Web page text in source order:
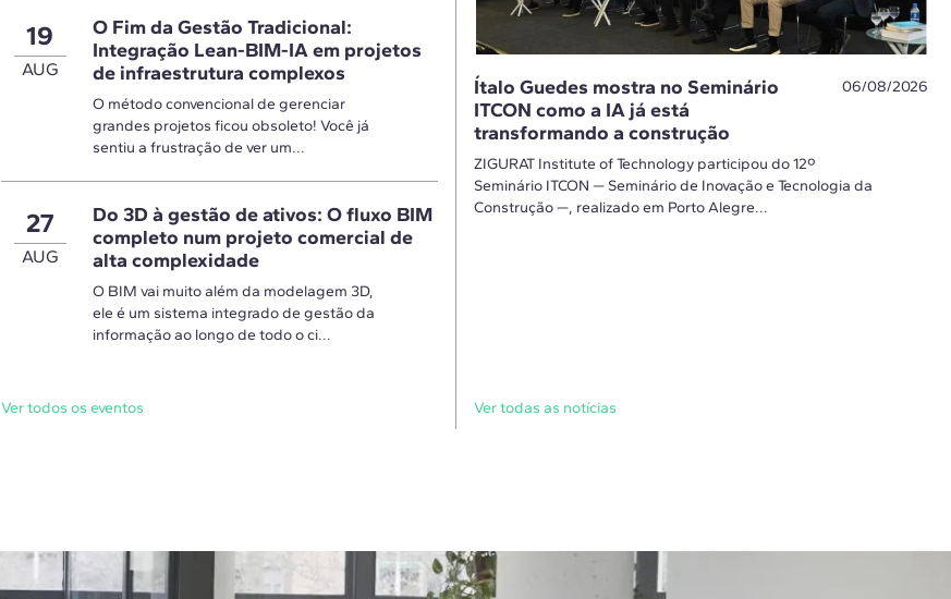
19
AUG
O Fim da Gestão Tradicional:
Integração Lean-BIM-IA em projetos
de infraestrutura complexos
O método convencional de gerenciar
grandes projetos ficou obsoleto! Você já
sentiu a frustração de ver um...
27
AUG
Do 3D à gestão de ativos: O fluxo BIM
completo num projeto comercial de
alta complexidade
O BIM vai muito além da modelagem 3D,
ele é um sistema integrado de gestão da
informação ao longo de todo o ci...
Ver todos os eventos
Ítalo Guedes mostra no Seminário
ITCON como a IA já está
transformando a construção
06/08/2026
ZIGURAT Institute of Technology participou do 12º
Seminário ITCON — Seminário de Inovação e Tecnologia da
Construção —, realizado em Porto Alegre...
Ver todas as notícias